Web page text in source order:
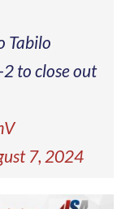
Tabilo
to close out
7, 2024